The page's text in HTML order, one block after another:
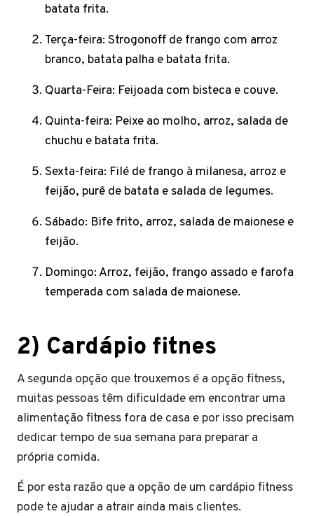
batata frita.
Terça-feira: Strogonoff de frango com arroz
branco, batata palha e batata frita.
Quarta-Feira: Feijoada com bisteca e couve.
Quinta-feira: Peixe ao molho, arroz, salada de
chuchu e batata frita.
Sexta-feira: Filé de frango à milanesa, arroz e
feijão, purê de batata e salada de legumes.
Sábado: Bife frito, arroz, salada de maionese e
feijão.
Domingo: Arroz, feijão, frango assado e farofa
temperada com salada de maionese.
2) Cardápio fitnes
A segunda opção que trouxemos é a opção fitness,
muitas pessoas têm dificuldade em encontrar uma
alimentação fitness fora de casa e por isso precisam
dedicar tempo de sua semana para preparar a
própria comida.
É por esta razão que a opção de um cardápio fitness
pode te ajudar a atrair ainda mais clientes.